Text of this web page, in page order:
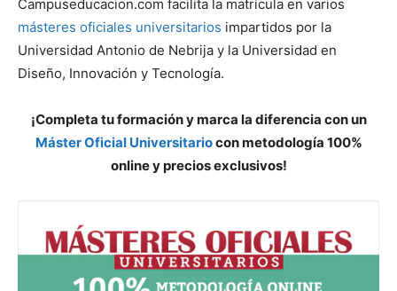
Campuseducacion.com facilita la matrícula en varios
másteres oficiales universitarios impartidos por la
Universidad Antonio de Nebrija y la Universidad en
Diseño, Innovación y Tecnología.
¡Completa tu formación y marca la diferencia con un
Máster Oficial Universitariocon metodología 100%
online y precios exclusivos!